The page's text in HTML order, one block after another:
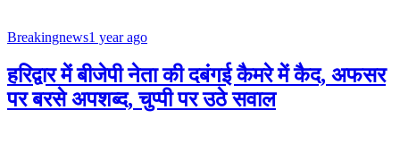
Breakingnews1 year ago
हरिद्वार में बीजेपी नेता की दबंगई कैमरे में कैद, अफसर
पर बरसे अपशब्द, चुप्पी पर उठे सवाल